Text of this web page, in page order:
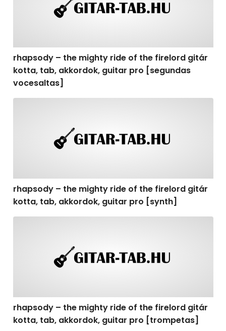
rhapsody – the mighty ride of the firelord gitár
kotta, tab, akkordok, guitar pro [segundas
vocesaltas]
rhapsody – the mighty ride of the firelord gitár
kotta, tab, akkordok, guitar pro [synth]
rhapsody – the mighty ride of the firelord gitár
kotta, tab, akkordok, guitar pro [trompetas]